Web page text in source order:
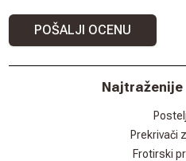
POŠALJI OCENU
Prekrivači
Frotirski